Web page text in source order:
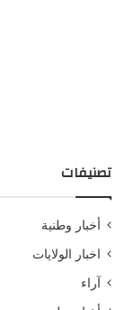
تصنيفات
أخبار وطنية
اخبار الولايات
آراء